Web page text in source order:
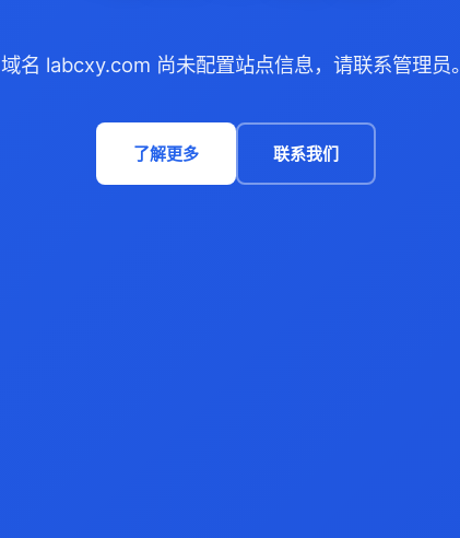
域名 labcxy.com 尚未配置站点信息，请联系管理员。
了解更多 联系我们